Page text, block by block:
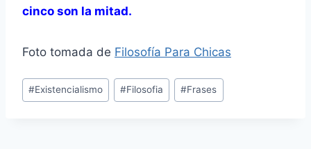
cinco son la mitad.
Foto tomada de Filosofía Para Chicas
Post
Tags:
#Existencialismo #Filosofia #Frases